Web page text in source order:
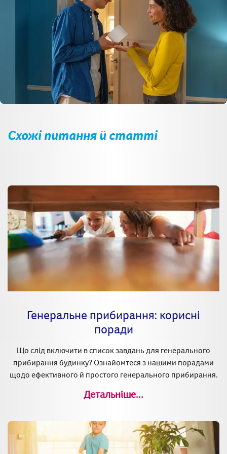
Схожі питання й статті
Генеральне прибирання: корисні
поради
Що слід включити в список завдань для генерального
прибирання будинку? Ознайомтеся з нашими порадами
щодо ефективного й простого генерального прибирання.
Детальніше...